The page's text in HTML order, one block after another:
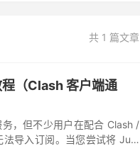
共 1 篇文章
（Clash 客户端通
，但不少用户在配合 Clash /
导入订阅。当您尝试将 Just